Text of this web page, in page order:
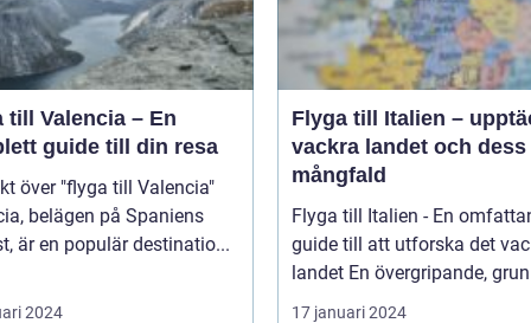
till Valencia – En
guide till din resa
över "flyga till Valencia"
belägen på Spaniens
är en populär destinatio...
2024
Flyga till Italien –
vackra landet och dess
mångfald
Flyga till Italien - En
guide till att utforska det
landet En övergripande,
17 januari 2024